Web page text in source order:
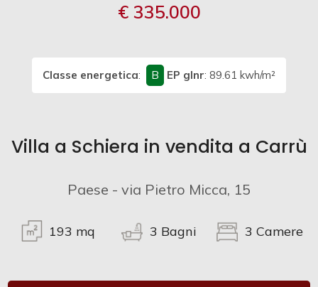
€ 335.000
Classe energetica: B EP glnr: 89.61 kwh/m²
Villa a Schiera in vendita a Carrù
Paese - via Pietro Micca, 15
193 mq 3 Bagni 3 Camere
Industriali